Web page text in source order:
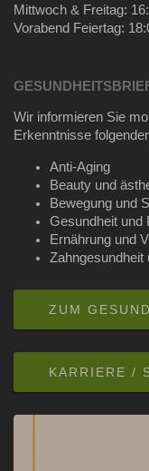
Mittwoch & Freitag:
Vorabend Feiertag:
Wir informieren Sie
Erkenntnisse
Anti-Aging
Beauty und
Bewegung und
Gesundheit und
Ernährung und
Zahngesundheit
ZUM
KARRIERE /